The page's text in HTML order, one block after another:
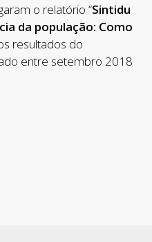
o relatório “Sintidu
da população: Como
resultados do
entre setembro 2018